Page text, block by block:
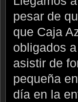
pesar de
que Caja
obligados
asistir de
pequeña
día en la